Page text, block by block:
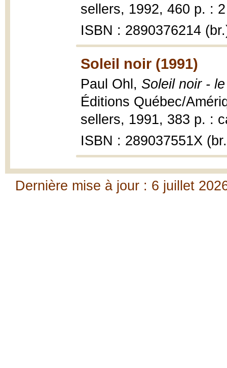
sellers, 1992, 460 p. :
ISBN : 2890376214
Soleil noir (1991)
Paul Ohl, Soleil noir -
Éditions Québec/
sellers, 1991, 383 p. :
ISBN : 289037551X
Dernière mise à jour : 6 juillet